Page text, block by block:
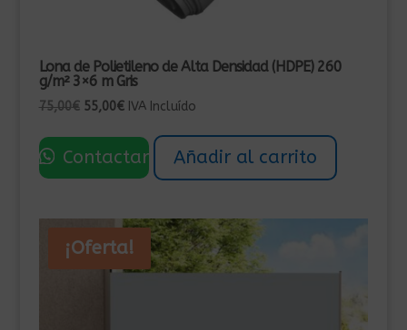
Lona de Polietileno de Alta Densidad (HDPE) 260
g/m² 3×6 m Gris
75,00€ El
original
era:
55,00€El
actual
es:
IVA Incluído
Contactar Añadir al carrito
¡Oferta!